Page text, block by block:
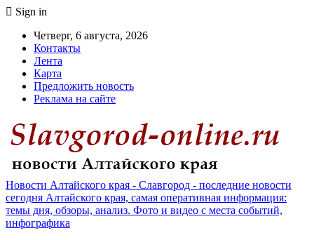
Sign in
Четверг, 6 августа, 2026
Контакты
Лента
Карта
Предложить новость
Реклама на сайте
Новости Алтайского края - Славгород - последние новости
сегодня Алтайского края, самая оперативная информация:
темы дня, обзоры, анализ. Фото и видео с места событий,
инфографика